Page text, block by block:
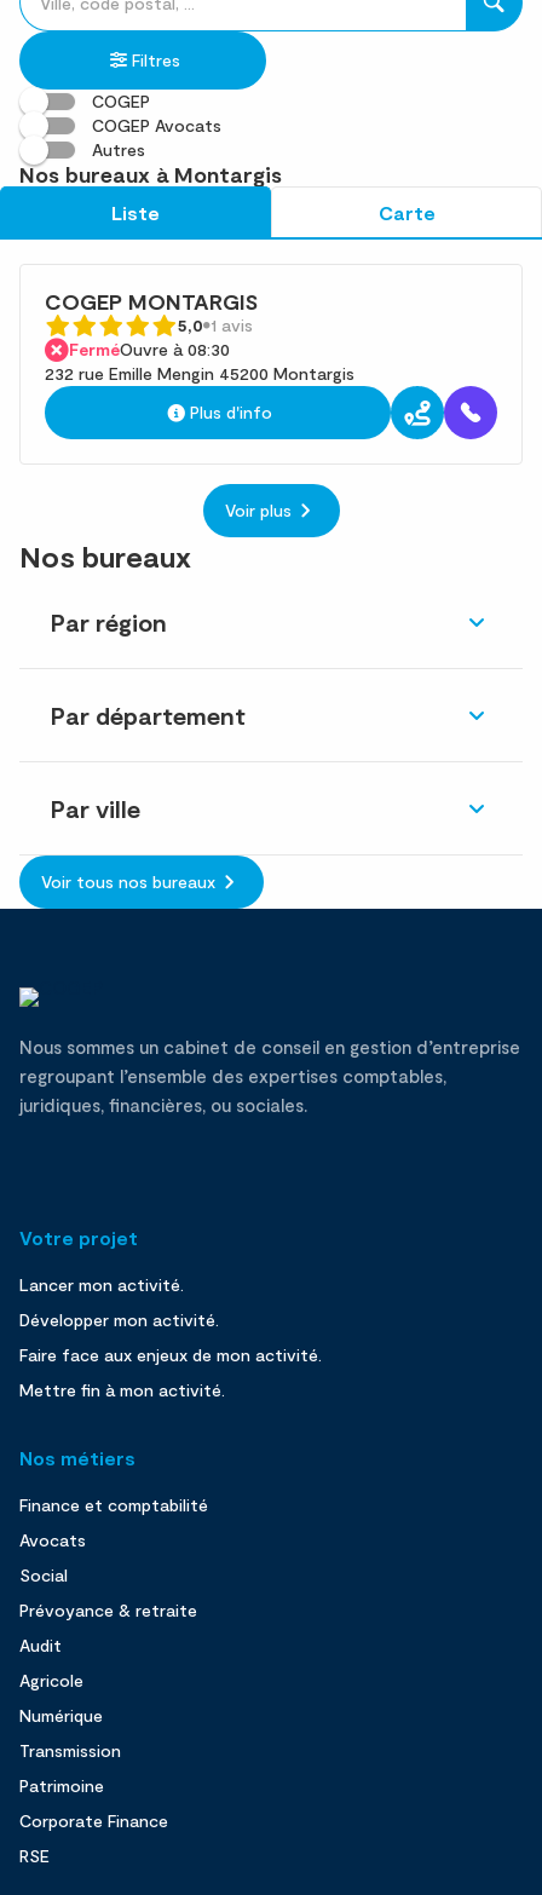
un
établissement
renseigner
une
adresse
résultat(s)
trouvé(s)
Filtres
COGEP
COGEP Avocats
Autres
Nos bureaux à Montargis
Liste Carte
COGEP MONTARGIS
5,0 1 avis
FerméOuvre à 08:30
232 rue Emille Mengin 45200 Montargis
Plus d'info
Voir plus
Nos bureaux
Par région
Par département
Par ville
Voir tous nos bureaux
Nous sommes un cabinet de conseil en gestion d’entreprise
regroupant l’ensemble des expertises comptables,
juridiques, financières, ou sociales.
Votre projet
Lancer mon activité.
Développer mon activité.
Faire face aux enjeux de mon activité.
Mettre fin à mon activité.
Nos métiers
Finance et comptabilité
Avocats
Social
Prévoyance & retraite
Audit
Agricole
Numérique
Transmission
Patrimoine
Corporate Finance
RSE